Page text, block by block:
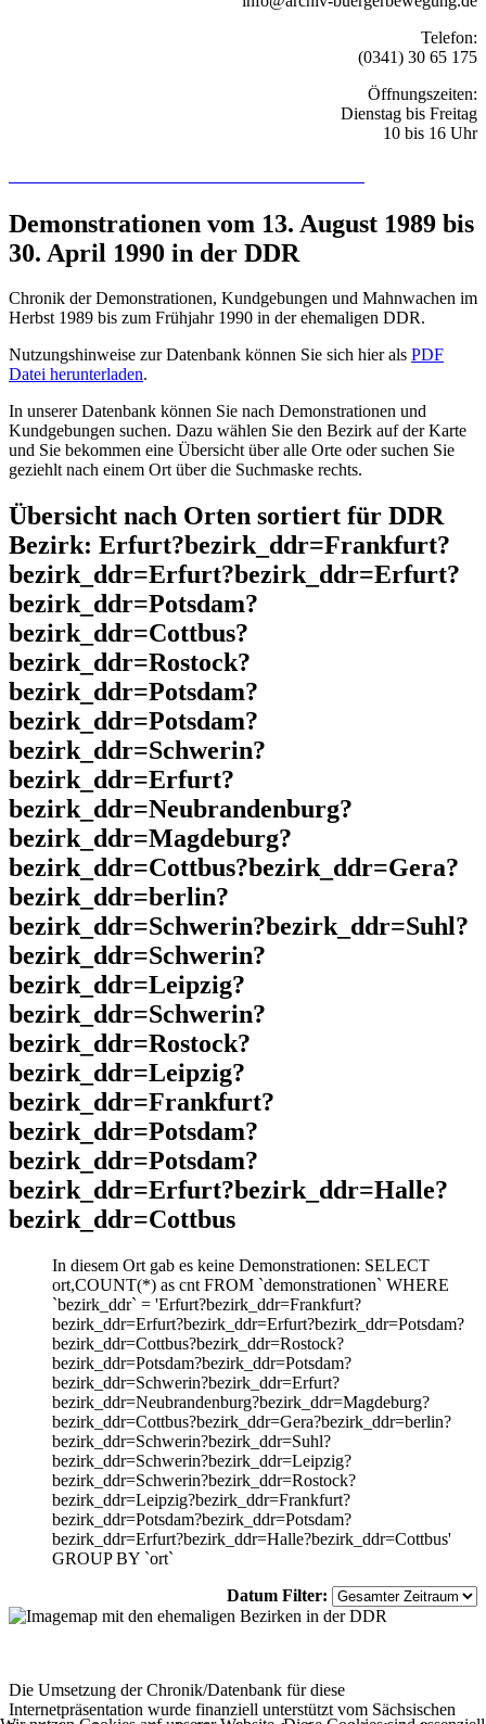
Telefon:
(0341) 30 65 175
Öffnungszeiten:
Dienstag bis Freitag
10 bis 16 Uhr
Demonstrationen vom 13. August 1989 bis
30. April 1990 in der DDR
Chronik der Demonstrationen, Kundgebungen und Mahnwachen im
Herbst 1989 bis zum Frühjahr 1990 in der ehemaligen DDR.
Nutzungshinweise zur Datenbank können Sie sich hier als PDF
Datei herunterladen.
In unserer Datenbank können Sie nach Demonstrationen und
Kundgebungen suchen. Dazu wählen Sie den Bezirk auf der Karte
und Sie bekommen eine Übersicht über alle Orte oder suchen Sie
geziehlt nach einem Ort über die Suchmaske rechts.
Übersicht nach Orten sortiert für DDR
Bezirk: Erfurt?bezirk_ddr=Frankfurt?
bezirk_ddr=Erfurt?bezirk_ddr=Erfurt?
bezirk_ddr=Potsdam?
bezirk_ddr=Cottbus?
bezirk_ddr=Rostock?
bezirk_ddr=Potsdam?
bezirk_ddr=Potsdam?
bezirk_ddr=Schwerin?
bezirk_ddr=Erfurt?
bezirk_ddr=Neubrandenburg?
bezirk_ddr=Magdeburg?
bezirk_ddr=Cottbus?bezirk_ddr=Gera?
bezirk_ddr=berlin?
bezirk_ddr=Schwerin?bezirk_ddr=Suhl?
bezirk_ddr=Schwerin?
bezirk_ddr=Leipzig?
bezirk_ddr=Schwerin?
bezirk_ddr=Rostock?
bezirk_ddr=Leipzig?
bezirk_ddr=Frankfurt?
bezirk_ddr=Potsdam?
bezirk_ddr=Potsdam?
bezirk_ddr=Erfurt?bezirk_ddr=Halle?
bezirk_ddr=Cottbus
In diesem Ort gab es keine Demonstrationen: SELECT
ort,COUNT(*) as cnt FROM `demonstrationen` WHERE
`bezirk_ddr` = 'Erfurt?bezirk_ddr=Frankfurt?
bezirk_ddr=Erfurt?bezirk_ddr=Erfurt?bezirk_ddr=Potsdam?
bezirk_ddr=Cottbus?bezirk_ddr=Rostock?
bezirk_ddr=Potsdam?bezirk_ddr=Potsdam?
bezirk_ddr=Schwerin?bezirk_ddr=Erfurt?
bezirk_ddr=Neubrandenburg?bezirk_ddr=Magdeburg?
bezirk_ddr=Cottbus?bezirk_ddr=Gera?bezirk_ddr=berlin?
bezirk_ddr=Schwerin?bezirk_ddr=Suhl?
bezirk_ddr=Schwerin?bezirk_ddr=Leipzig?
bezirk_ddr=Schwerin?bezirk_ddr=Rostock?
bezirk_ddr=Leipzig?bezirk_ddr=Frankfurt?
bezirk_ddr=Potsdam?bezirk_ddr=Potsdam?
bezirk_ddr=Erfurt?bezirk_ddr=Halle?bezirk_ddr=Cottbus'
GROUP BY `ort`
Datum Filter:
Die Umsetzung der Chronik/Datenbank für diese
Internetpräsentation wurde finanziell unterstützt vom Sächsischen